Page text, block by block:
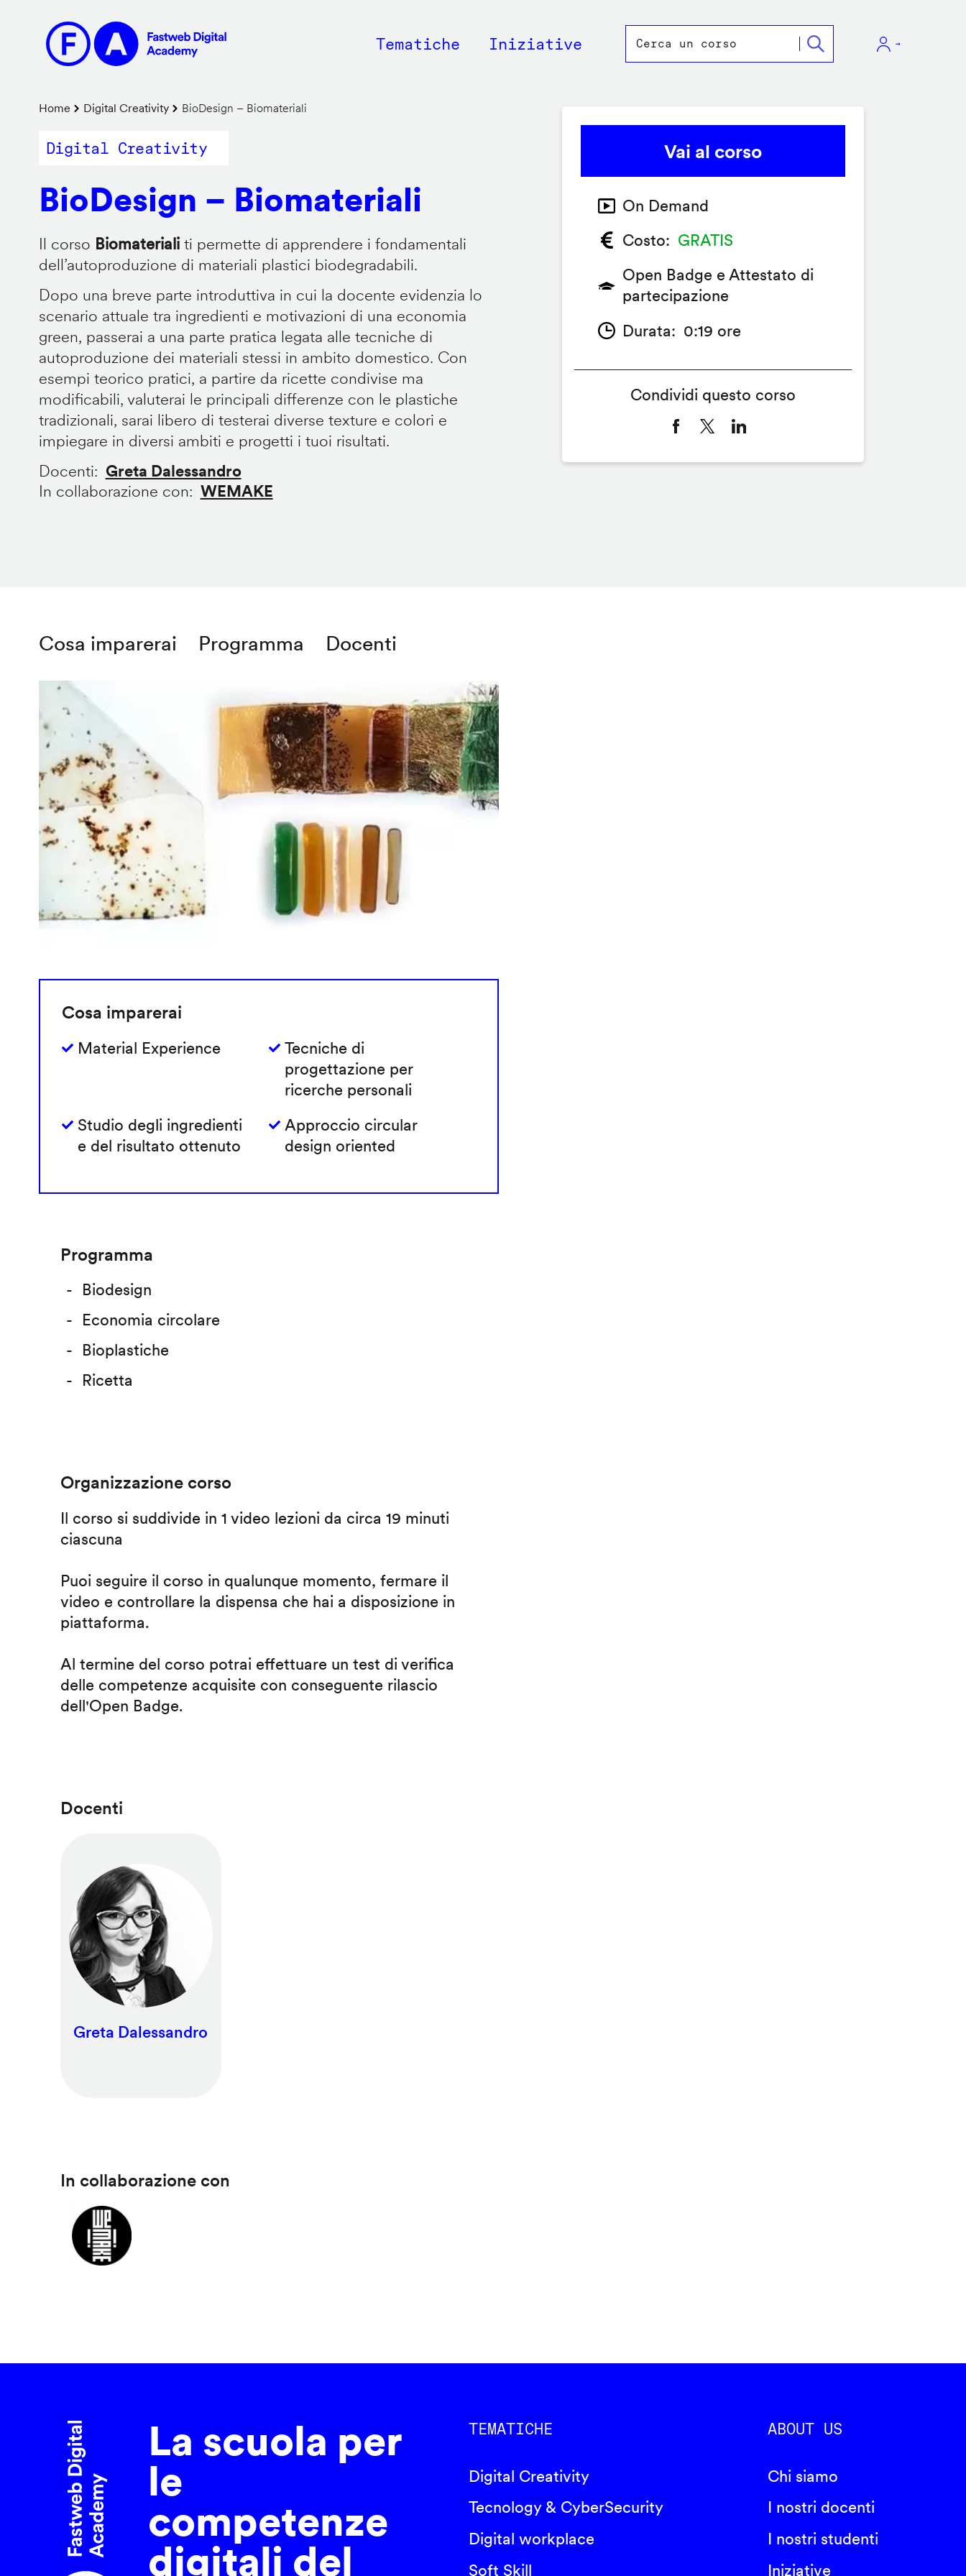
contenuto
principale
Main
Tematiche Iniziative
Briciole
di
Home Digital Creativity BioDesign – Biomateriali
Digital Creativity
BioDesign – Biomateriali
Il corso Biomaterialiti permette di apprendere i fondamentali
dell’autoproduzione di materiali plastici biodegradabili.
Dopo una breve parte introduttiva in cui la docente evidenzia lo
scenario attuale tra ingredienti e motivazioni di una economia
green, passerai a una parte pratica legata alle tecniche di
autoproduzione dei materiali stessi in ambito domestico. Con
esempi teorico pratici, a partire da ricette condivise ma
modificabili, valuterai le principali differenze con le plastiche
tradizionali, sarai libero di testerai diverse texture e colori e
impiegare in diversi ambiti e progetti i tuoi risultati.
Docenti
Greta Dalessandro
In collaborazione con
WEMAKE
Cosa imparerai Programma Docenti
Cosa imparerai
Material Experience
Tecniche di
progettazione per
ricerche personali
Studio degli ingredienti
e del risultato ottenuto
Approccio circular
design oriented
Programma
Biodesign
Economia circolare
Bioplastiche
Ricetta
Organizzazione corso
Il corso si suddivide in 1 video lezioni da circa 19 minuti
ciascuna
Puoi seguire il corso in qualunque momento, fermare il
video e controllare la dispensa che hai a disposizione in
piattaforma.
Al termine del corso potrai effettuare un test di verifica
delle competenze acquisite con conseguente rilascio
dell'Open Badge.
Docenti
Greta Dalessandro
In collaborazione con
Vai al corso
On Demand
Costo
GRATIS
Open Badge e Attestato di
partecipazione
Durata
0:19 ore
Condividi questo corso
La scuola per
le
competenze
digitali del
TEMATICHE
Digital Creativity
Tecnology & CyberSecurity
Digital workplace
Soft Skill
ABOUT US
Chi siamo
I nostri docenti
I nostri studenti
Iniziative